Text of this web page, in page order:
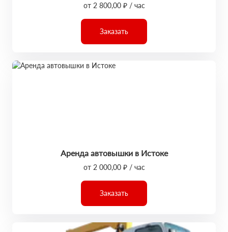
от 2 800,00 ₽ / час
Заказать
Аренда автовышки в Истоке
от 2 000,00 ₽ / час
Заказать